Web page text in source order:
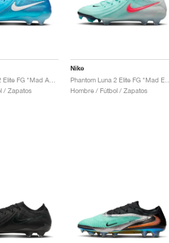
/ Zapatos
Nike
Phantom Luna 2 Elite FG "Mad Energy Pack"
Hombre / Fútbol / Zapatos